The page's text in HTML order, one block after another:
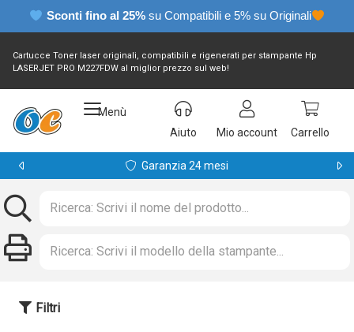
Sconti fino al 25% su Compatibili e 5% su Originali
Cartucce Toner laser originali, compatibili e rigenerati per stampante Hp
LASERJET PRO M227FDW al miglior prezzo sul web!
Menù
Aiuto
Mio account Carrello
Garanzia 24 mesi
Filtri